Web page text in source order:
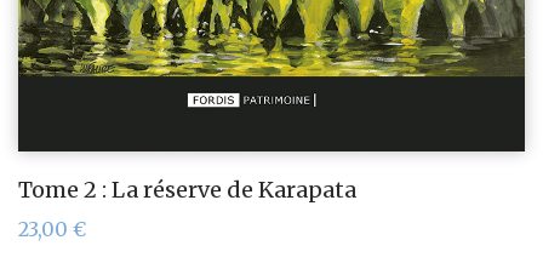
Tome 2 : La réserve de Karapata
23,00 €